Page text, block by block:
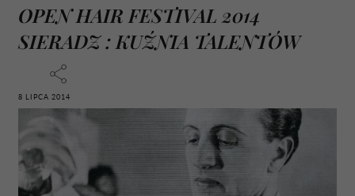
OPEN HAIR FESTIVAL 2014
SIERADZ : KUŹNIA TALENTÓW
8 LIPCA 2014